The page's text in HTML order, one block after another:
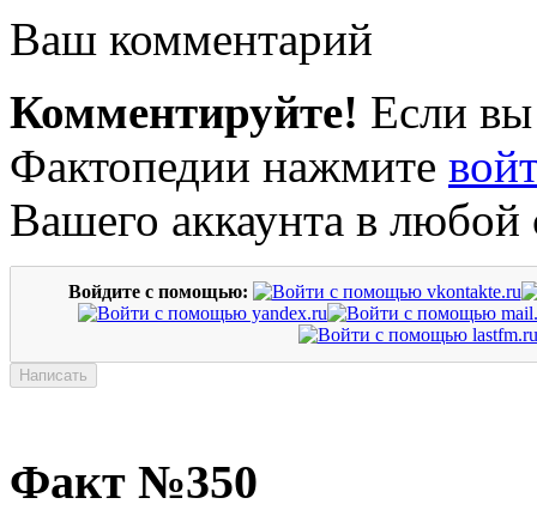
Ваш комментарий
Комментируйте! Если вы
Фактопедии нажмите
Вашего аккаунта в любой
Войдите с помощью:
Факт №350